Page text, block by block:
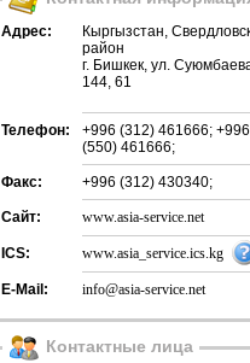
Адрес:
Кыргызстан,
район
г. Бишкек, ул.
144, 61
Телефон:
+996 (312) 461666; +996
(550) 461666;
Факс: +996 (312) 430340;
Сайт: www.asia-service.net
ICS: www.asia_service.ics.kg
E-Mail: info@asia-service.net
Контактные лица